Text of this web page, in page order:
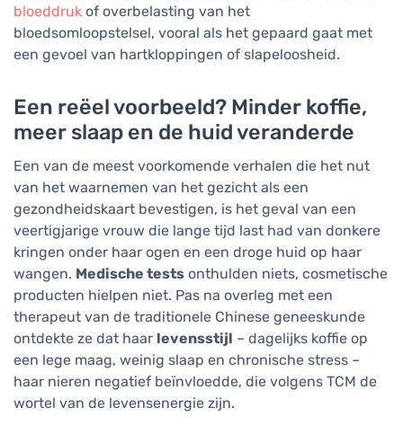
bloeddruk of overbelasting van het
bloedsomloopstelsel, vooral als het gepaard gaat met
een gevoel van hartkloppingen of slapeloosheid.
Een reëel voorbeeld? Minder koffie,
meer slaap en de huid veranderde
Een van de meest voorkomende verhalen die het nut
van het waarnemen van het gezicht als een
gezondheidskaart bevestigen, is het geval van een
veertigjarige vrouw die lange tijd last had van donkere
kringen onder haar ogen en een droge huid op haar
wangen. Medische tests onthulden niets, cosmetische
producten hielpen niet. Pas na overleg met een
therapeut van de traditionele Chinese geneeskunde
ontdekte ze dat haar levensstijl – dagelijks koffie op
een lege maag, weinig slaap en chronische stress –
haar nieren negatief beïnvloedde, die volgens TCM de
wortel van de levensenergie zijn.